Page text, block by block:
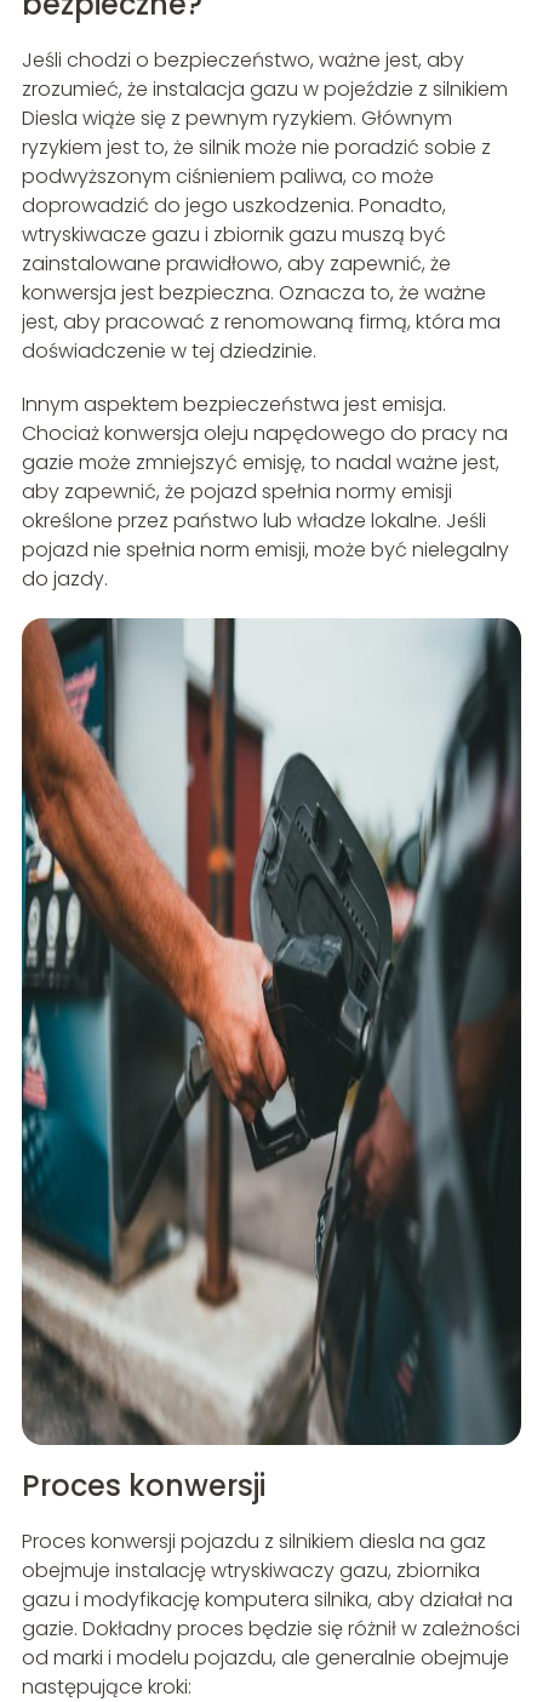
Jeśli chodzi o bezpieczeństwo, ważne jest, aby
zrozumieć, że instalacja gazu w pojeździe z silnikiem
Diesla wiąże się z pewnym ryzykiem. Głównym
ryzykiem jest to, że silnik może nie poradzić sobie z
podwyższonym ciśnieniem paliwa, co może
doprowadzić do jego uszkodzenia. Ponadto,
wtryskiwacze gazu i zbiornik gazu muszą być
zainstalowane prawidłowo, aby zapewnić, że
konwersja jest bezpieczna. Oznacza to, że ważne
jest, aby pracować z renomowaną firmą, która ma
doświadczenie w tej dziedzinie.
Innym aspektem bezpieczeństwa jest emisja.
Chociaż konwersja oleju napędowego do pracy na
gazie może zmniejszyć emisję, to nadal ważne jest,
aby zapewnić, że pojazd spełnia normy emisji
określone przez państwo lub władze lokalne. Jeśli
pojazd nie spełnia norm emisji, może być nielegalny
do jazdy.
Proces konwersji
Proces konwersji pojazdu z silnikiem diesla na gaz
obejmuje instalację wtryskiwaczy gazu, zbiornika
gazu i modyfikację komputera silnika, aby działał na
gazie. Dokładny proces będzie się różnił w zależności
od marki i modelu pojazdu, ale generalnie obejmuje
następujące kroki: